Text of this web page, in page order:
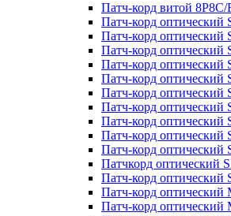
Патч-корд витой 8P8C/
Патч-корд оптический
Патч-корд оптический
Патч-корд оптический
Патч-корд оптический
Патч-корд оптический
Патч-корд оптический
Патч-корд оптический
Патч-корд оптический
Патч-корд оптический
Патч-корд оптический
Патчкорд оптический
Патч-корд оптический
Патч-корд
Патч-корд оптический